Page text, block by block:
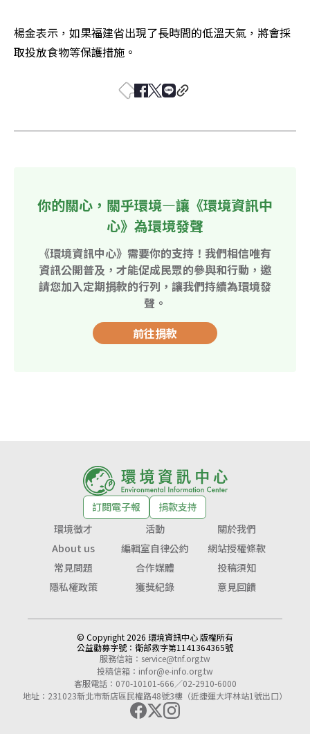
楊金表示，如果福建省出現了長時間的低溫天氣，將會採
取投放食物等保護措施。
你的關心，關乎環境—讓《環境資訊中
心》為環境發聲
《環境資訊中心》需要你的支持！我們相信唯有
資訊公開普及，才能促成民眾的參與和行動，邀
請您加入定期捐款的行列，讓我們持續為環境發
聲。
前往捐款
訂閱電子報
捐款支持
環境徵才
活動
關於我們
About us
編輯室自律公約
網站授權條款
常見問題
合作媒體
投稿須知
隱私權政策
獲獎紀錄 意見回饋
© Copyright 2026 環境資訊中心 版權所有
公益勸募字號： 衛部救字第1141364365號
服務信箱： service@tnf.org.tw
投稿信箱： infor@e-info.org.tw
客服電話：070-10101-666／02-2910-6000
地址：231023新北市新店區民權路48號3樓（近捷運大坪林站1號出口）